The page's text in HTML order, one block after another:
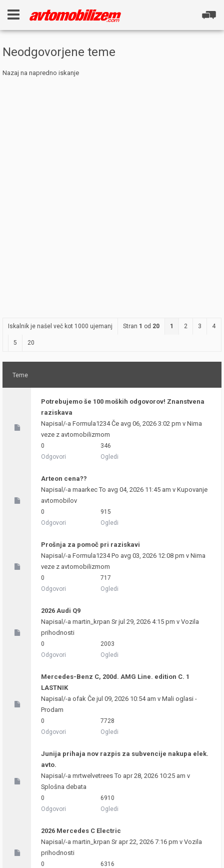
Neodgovorjene teme
Nazaj na napredno iskanje
Iskalnik je našel več kot 1000 ujemanj Stran 1 od 20 1 2 3 4
5 20
Teme
Potrebujemo še 100 moških odgovorov! Znanstvena
raziskava
Napisal/-a Formula1234Če avg 06, 2026 3:02 pm v Nima
veze z avtomobilizmom
0
Odgovori
346
Ogledi
Arteon cena??
Napisal/-a maarkecTo avg 04, 2026 11:45 am v Kupovanje
avtomobilov
0
Odgovori
915
Ogledi
Prošnja za pomoč pri raziskavi
Napisal/-a Formula1234Po avg 03, 2026 12:08 pm v Nima
veze z avtomobilizmom
0
Odgovori
717
Ogledi
2026 Audi Q9
Napisal/-a martin_krpan Sr jul 29, 2026 4:15 pm v Vozila
prihodnosti
0
Odgovori
2003
Ogledi
Mercedes-Benz C, 200d. AMG Line. edition C. 1
LASTNIK
Napisal/-a ofak Če jul 09, 2026 10:54 am v Mali oglasi -
Prodam
0
Odgovori
7728
Ogledi
Junija prihaja nov razpis za subvencije nakupa elek.
avto.
Napisal/-a mrtwelvetreesTo apr 28, 2026 10:25 am v
Splošna debata
0
Odgovori
6910
Ogledi
2026 Mercedes C Electric
Napisal/-a martin_krpan Sr apr 22, 2026 7:16 pm v Vozila
prihodnosti
0
6316